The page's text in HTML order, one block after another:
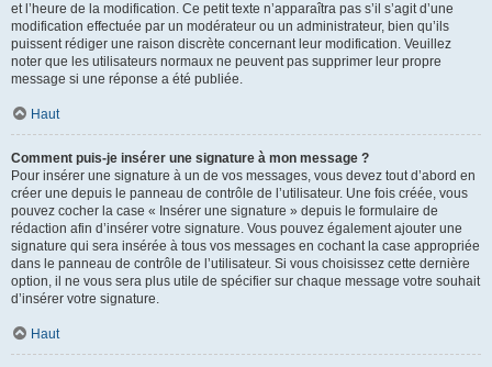
et l’heure de la modification. Ce petit texte n’apparaîtra pas s’il s’agit d’une
modification effectuée par un modérateur ou un administrateur, bien qu’ils
puissent rédiger une raison discrète concernant leur modification. Veuillez
noter que les utilisateurs normaux ne peuvent pas supprimer leur propre
message si une réponse a été publiée.
Haut
Comment puis-je insérer une signature à mon message ?
Pour insérer une signature à un de vos messages, vous devez tout d’abord en
créer une depuis le panneau de contrôle de l’utilisateur. Une fois créée, vous
pouvez cocher la case « Insérer une signature » depuis le formulaire de
rédaction afin d’insérer votre signature. Vous pouvez également ajouter une
signature qui sera insérée à tous vos messages en cochant la case appropriée
dans le panneau de contrôle de l’utilisateur. Si vous choisissez cette dernière
option, il ne vous sera plus utile de spécifier sur chaque message votre souhait
d’insérer votre signature.
Haut